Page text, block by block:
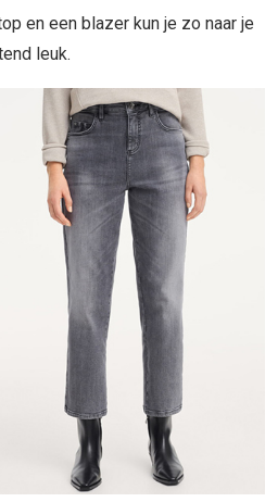
en een blazer kun je zo naar je
leuk.